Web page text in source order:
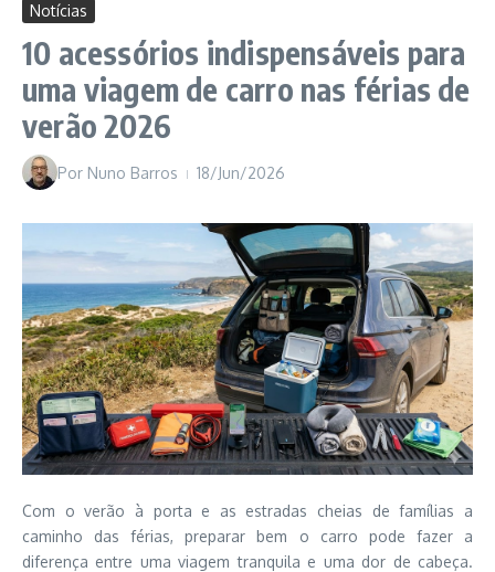
Notícias
10 acessórios indispensáveis para
uma viagem de carro nas férias de
verão 2026
Por Nuno Barros 18/Jun/2026
Com o verão à porta e as estradas cheias de famílias a
caminho das férias, preparar bem o carro pode fazer a
diferença entre uma viagem tranquila e uma dor de cabeça.